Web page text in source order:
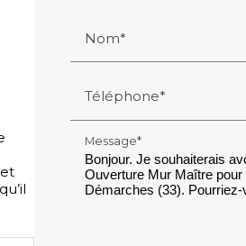
Nom*
Téléphone*
Message*